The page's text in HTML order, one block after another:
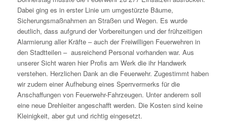
Dabei ging es in erster Linie um umgestürzte Bäume,
Sicherungsmaßnahmen an Straßen und Wegen. Es wurde
deutlich, dass aufgrund der Vorbereitungen und der frühzeitigen
Alarmierung aller Kräfte – auch der Freiwilligen Feuerwehren in
den Stadtteilen – ausreichend Personal vorhanden war. Aus
unserer Sicht waren hier Profis am Werk die ihr Handwerk
verstehen. Herzlichen Dank an die Feuerwehr. Zugestimmt haben
wir zudem einer Aufhebung eines Sperrvermerks für die
Anschaffungen von Feuerwehr-Fahrzeugen. Unter anderem soll
eine neue Drehleiter angeschafft werden. Die Kosten sind keine
Kleinigkeit, aber gut und richtig eingesetzt.